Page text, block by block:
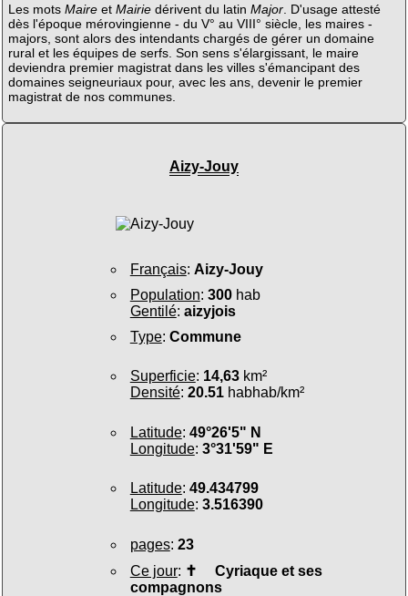
Les mots Maireet Mairiedérivent du latin Major. D'usage attesté
dès l'époque mérovingienne - du V° au VIII° siècle, les maires -
majors, sont alors des intendants chargés de gérer un domaine
rural et les équipes de serfs. Son sens s'élargissant, le maire
deviendra premier magistrat dans les villes s'émancipant des
domaines seigneuriaux pour, avec les ans, devenir le premier
magistrat de nos communes.
Aizy-Jouy
Français: Aizy-Jouy
Population: 300hab
Gentilé: aizyjois
Type: Commune
Superficie: 14,63km²
Densité: 20.51habhab/km²
Latitude: 49°26'5" N
Longitude: 3°31'59" E
Latitude: 49.434799
Longitude: 3.516390
pages: 23
Ce jour: ✝ Cyriaque et ses
compagnons